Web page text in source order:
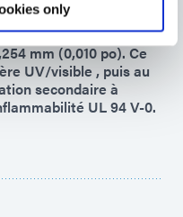
only
conçu pour une
avec des épaisseurs
mm (0,010 po). Ce
UV/visible , puis au
secondaire à
UL 94 V-0.